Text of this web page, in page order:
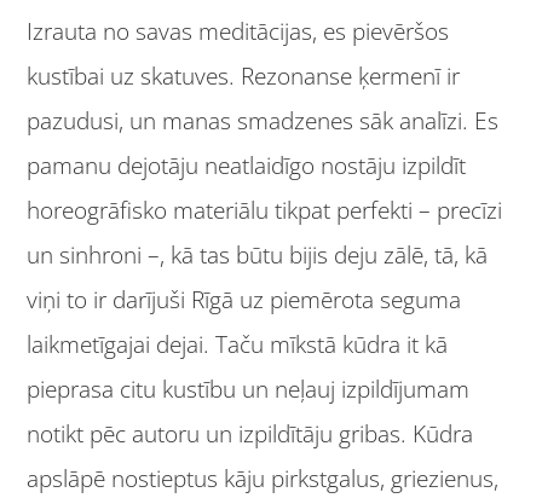
Izrauta no savas meditācijas, es pievēršos
kustībai uz skatuves. Rezonanse ķermenī ir
pazudusi, un manas smadzenes sāk analīzi. Es
pamanu dejotāju neatlaidīgo nostāju izpildīt
horeogrāfisko materiālu tikpat perfekti – precīzi
un sinhroni –, kā tas būtu bijis deju zālē, tā, kā
viņi to ir darījuši Rīgā uz piemērota seguma
laikmetīgajai dejai. Taču mīkstā kūdra it kā
pieprasa citu kustību un neļauj izpildījumam
notikt pēc autoru un izpildītāju gribas. Kūdra
apslāpē nostieptus kāju pirkstgalus, griezienus,